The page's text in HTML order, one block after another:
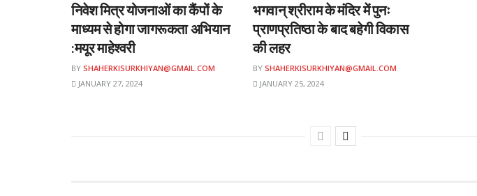
निवेश मित्र योजनाओं का कैंपों के
माध्यम से होगा जागरूकता अभियान
:मयूर माहेश्वरी
BY SHAHERKISURKHIYAN@GMAIL.COM
JANUARY 27, 2024
भगवान् श्रीराम के मंदिर में पुनः
प्राणप्रतिष्ठा के बाद बहेगी विकास
की लहर
BY SHAHERKISURKHIYAN@GMAIL.COM
JANUARY 25, 2024